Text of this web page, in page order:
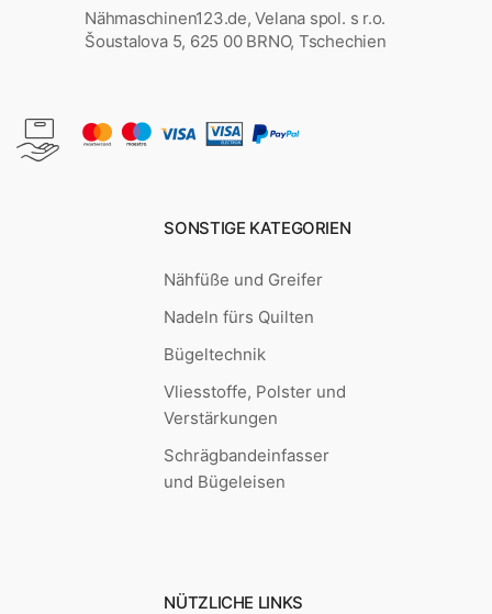
Nähmaschinen123.de, Velana spol. s r.o.
Šoustalova 5, 625 00 BRNO, Tschechien
SONSTIGE KATEGORIEN
Nähfüße und Greifer
Nadeln fürs Quilten
Bügeltechnik
Vliesstoffe, Polster und
Verstärkungen
Schrägbandeinfasser
und Bügeleisen
NÜTZLICHE LINKS